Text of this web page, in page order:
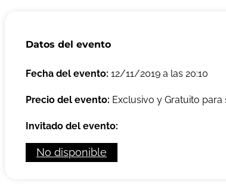
Datos del evento
Fecha del evento: 12/11/2019 a las 20:10
Precio del evento: Exclusivo y Gratuito para
Invitado del evento:
No disponible